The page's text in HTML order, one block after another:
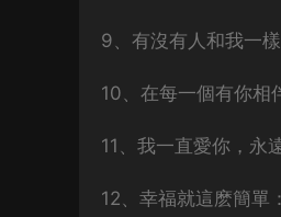
9、有沒有人和我一
10、在每一個有你相
11、我一直愛你，永
12、幸福就這麽簡單